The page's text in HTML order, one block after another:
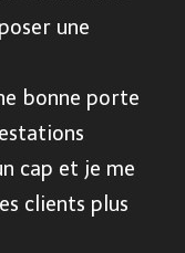
une
bonne porte
cap et je me
clients plus